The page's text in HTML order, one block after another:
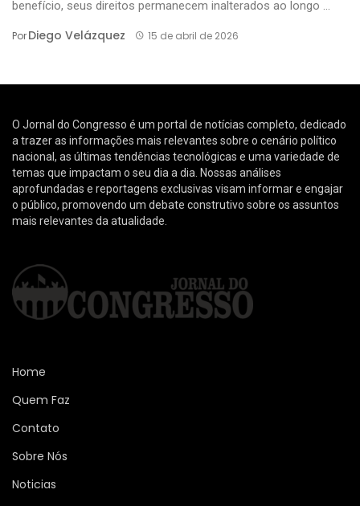
benefício, seus direitos permanecem inalterados ao longo ...
PorDiego Velázquez 15 de abril de 2026
O Jornal do Congresso é um portal de notícias completo, dedicado
a trazer as informações mais relevantes sobre o cenário político
nacional, as últimas tendências tecnológicas e uma variedade de
temas que impactam o seu dia a dia. Nossas análises
aprofundadas e reportagens exclusivas visam informar e engajar
o público, promovendo um debate construtivo sobre os assuntos
mais relevantes da atualidade.
Home
Quem Faz
Contato
Sobre Nós
Noticias